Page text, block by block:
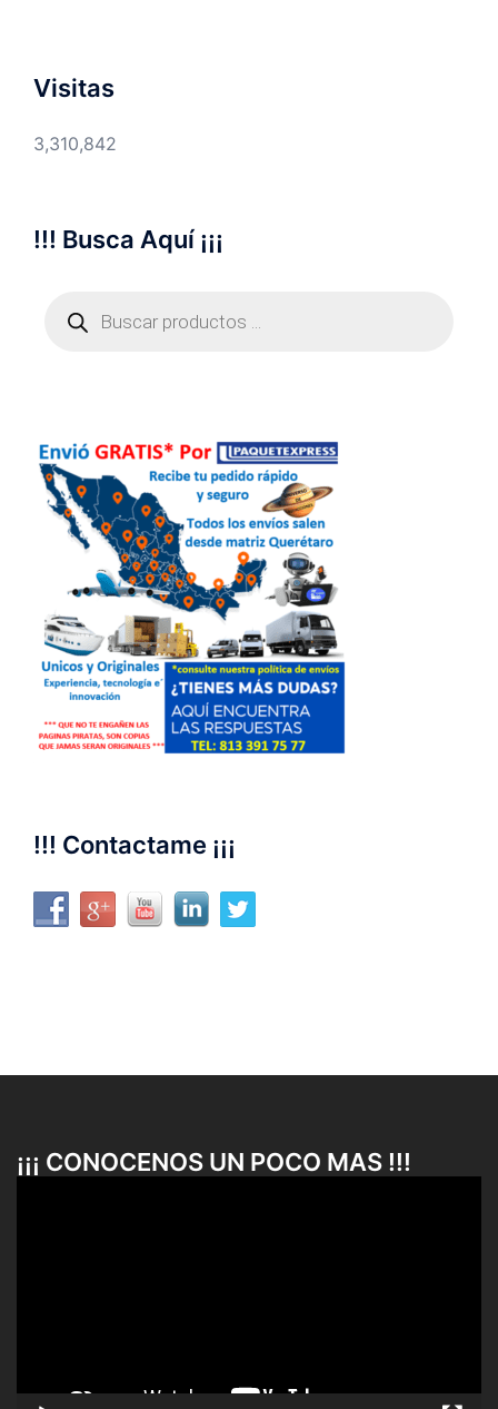
Visitas
3,310,842
!!! Busca Aquí ¡¡¡
productos
!!! Contactame ¡¡¡
¡¡¡ CONOCENOS UN POCO MAS !!!